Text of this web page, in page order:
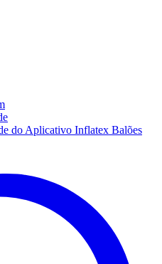
do Aplicativo Inflatex Balões